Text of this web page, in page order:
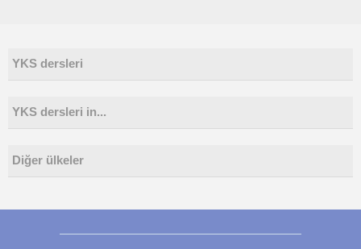
YKS dersleri
YKS dersleri in...
Diğer ülkeler